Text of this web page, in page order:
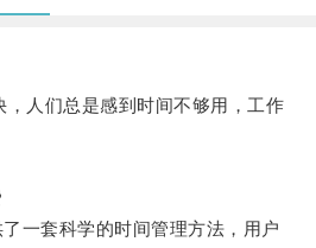
人们总是感到时间不够用，工作
套科学的时间管理方法，用户